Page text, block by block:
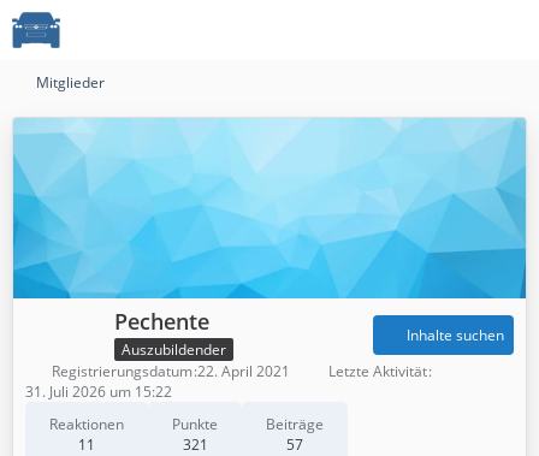
Mitglieder
Pechente
Auszubildender
Reaktionen
11
Punkte
321
Beiträge
57
Inhalte suchen
Registrierungsdatum 22. April 2021
Letzte Aktivität
31. Juli 2026 um 15:22